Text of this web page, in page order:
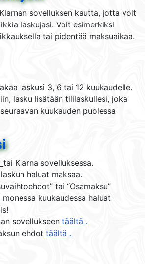
sovelluksen kautta, jotta voit
laskujasi. Voit esimerkiksi
tai pidentää maksuaikaa.
laskusi 3, 6 tai 12 kuukaudelle.
lasku lisätään tililaskullesi, joka
kuukauden puolessa
tai Klarna sovelluksessa.​
haluat maksaa.
tai “Osamaksu”
kuukaudessa haluat
sovellukseen täältä .
ehdot täältä .